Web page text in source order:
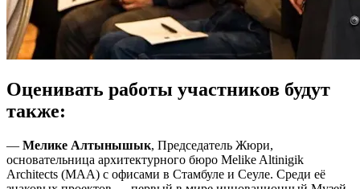
Оценивать работы участников будут
также:
— Мелике Алтынышык, Председатель Жюри,
основательница архитектурного бюро Melike Altinigik
Architects (MAA) с офисами в Стамбуле и Сеуле. Среди её